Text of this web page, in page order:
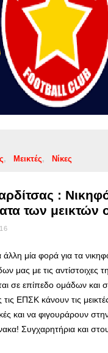
Μεικτές Νίκες
:
των μεικτών
άλλη μία φορά για τα
μας με τις αντίστοιχες
σε επίπεδο ομάδων και
ΕΠΣΚ κάνουν τις
και να φιγουράρουν
Συγχαρητήρια και